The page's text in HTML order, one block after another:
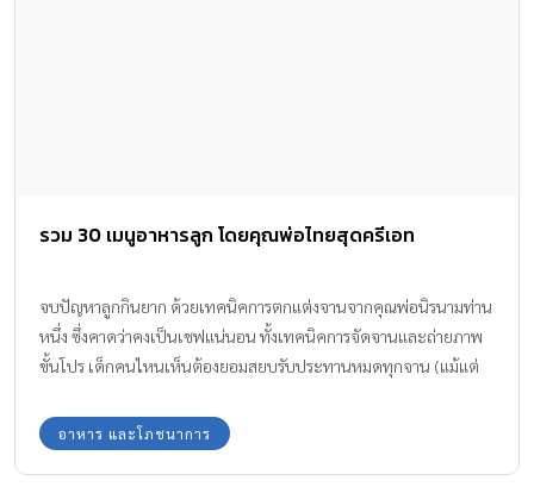
รวม 30 เมนูอาหารลูก โดยคุณพ่อไทยสุดครีเอท
จบปัญหาลูกกินยาก ด้วยเทคนิคการตกแต่งจานจากคุณพ่อนิรนามท่าน
หนึ่ง ซึ่งคาดว่าคงเป็นเชฟแน่นอน ทั้งเทคนิคการจัดจานและถ่ายภาพ
ขั้นโปร เด็กคนไหนเห็นต้องยอมสยบรับประทานหมดทุกจาน (แม้แต่
ครบถ้วนทุกโภชนาการสำหรับเด็กวัยประถม น่าอิจฉาคุณพ่อที่ลูกไม่มี
ปัญหาเรื่องไม่กินผัก
อาหาร และโภชนาการ